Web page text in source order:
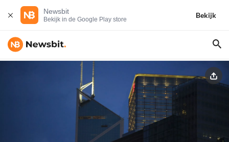
Newsbit
Bekijk in de Google Play store
Bekijk